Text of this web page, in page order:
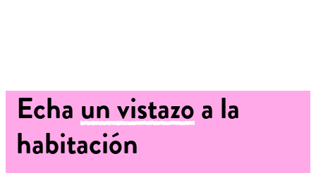
Echaun vistazoa la
habitación